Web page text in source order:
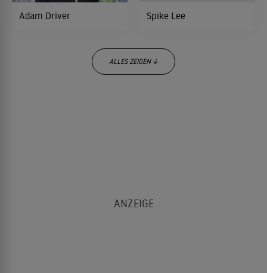
Washington schließlich, alsChristopher Nolan
Hauptrolle seines Sci-Fi-Spionagefilms "Tenet" besetzte,
Adam Driver Spike Lee
ALLES ZEIGEN ↓